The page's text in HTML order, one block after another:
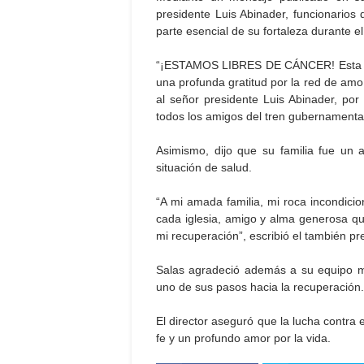
presidente Luis Abinader,
parte esencial de su fortaleza durante el
“¡ESTAMOS LIBRES DE CÁNCER!
una profunda gratitud por la red de
al señor presidente Luis Abinader,
todos los amigos del tren
Asimismo, dijo que su familia fue un
situación de salud.
“A mi amada familia, mi roca
cada iglesia, amigo y alma generosa
mi recuperación”, escribió el también
Salas agradeció además a su equipo
uno de sus pasos hacia la recuperación.
El director aseguró que la lucha contra
fe y un profundo amor por la vida.